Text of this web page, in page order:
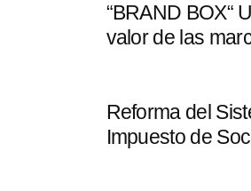
“BRAND BOX“
valor de las
Reforma del
Impuesto de